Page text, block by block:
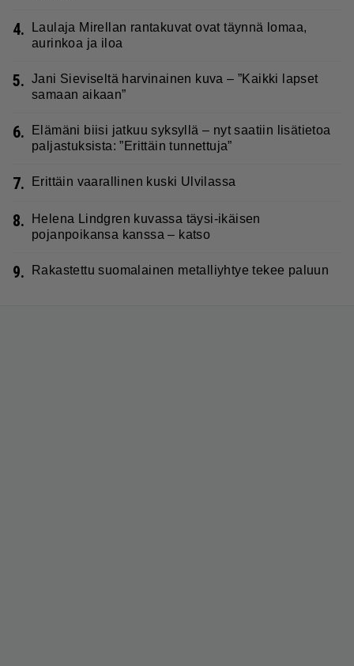
4.
Laulaja Mirellan rantakuvat ovat täynnä lomaa,
aurinkoa ja iloa
5. Jani Sieviseltä harvinainen kuva – ”Kaikki lapset
samaan aikaan”
6.
Elämäni biisi jatkuu syksyllä – nyt saatiin lisätietoa
paljastuksista: ”Erittäin tunnettuja”
7. Erittäin vaarallinen kuski Ulvilassa
8.
Helena Lindgren kuvassa täysi-ikäisen
pojanpoikansa kanssa – katso
9. Rakastettu suomalainen metalliyhtye tekee paluun